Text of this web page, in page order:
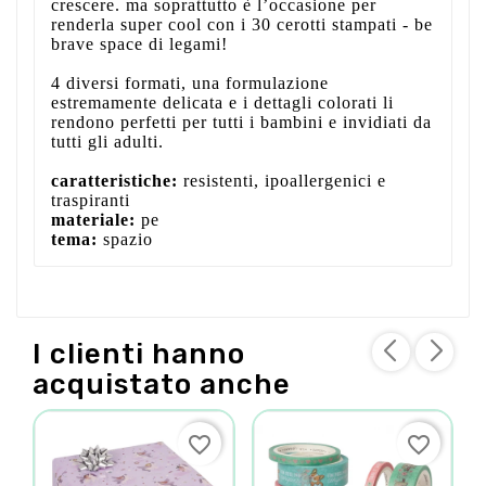
crescere. ma soprattutto è l’occasione per
renderla super cool con i 30 cerotti stampati - be
brave space di legami!
4 diversi formati, una formulazione
estremamente delicata e i dettagli colorati li
rendono perfetti per tutti i bambini e invidiati da
tutti gli adulti.
caratteristiche: resistenti, ipoallergenici e
traspiranti
materiale: pe
tema: spazio
I clienti hanno
acquistato anche
favorite_border favorite_border